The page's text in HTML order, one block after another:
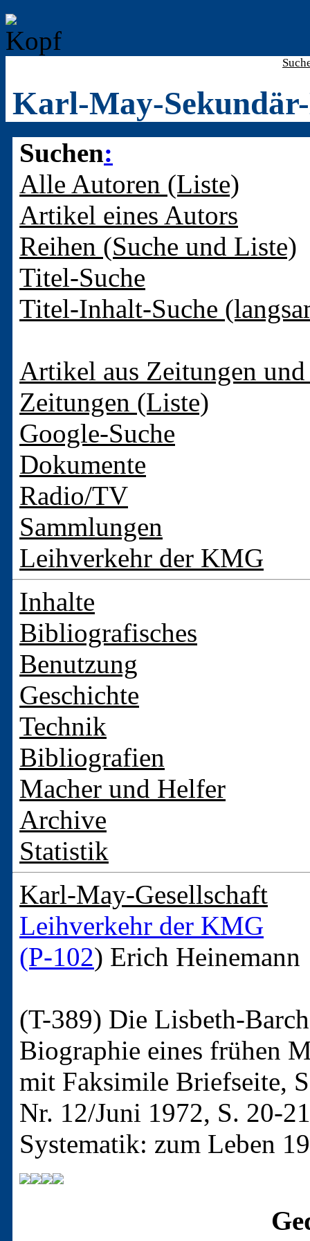
Karl-May-
Suchen:
Alle Autoren (Liste)
Artikel eines Autors
Reihen (Suche und Liste)
Titel-Suche
Titel-Inhalt-Suche
Artikel aus Zeitungen
Zeitungen (Liste)
Google-Suche
Dokumente
Radio/TV
Sammlungen
Leihverkehr der KMG
Inhalte
Bibliografisches
Benutzung
Geschichte
Technik
Bibliografien
Macher und Helfer
Archive
Statistik
Karl-May-Gesellschaft
Leihverkehr der KMG
(P-102) Erich Heinemann
(T-389) Die Lisbeth-
Biographie eines frühen
mit Faksimile Briefseite,
Nr. 12/Juni 1972, S. 20-21
Systematik: zum Leben